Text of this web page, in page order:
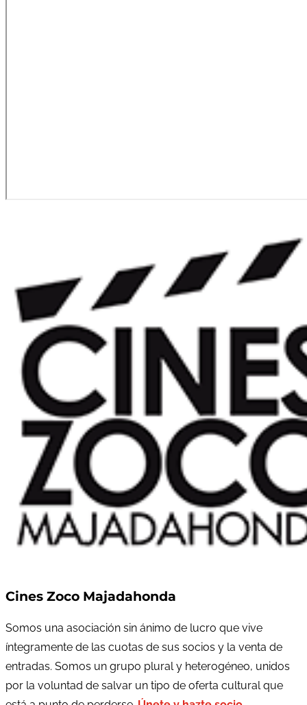
Cines Zoco Majadahonda
Somos una asociación sin ánimo de lucro que vive
íntegramente de las cuotas de sus socios y la venta de
entradas. Somos un grupo plural y heterogéneo, unidos
por la voluntad de salvar un tipo de oferta cultural que